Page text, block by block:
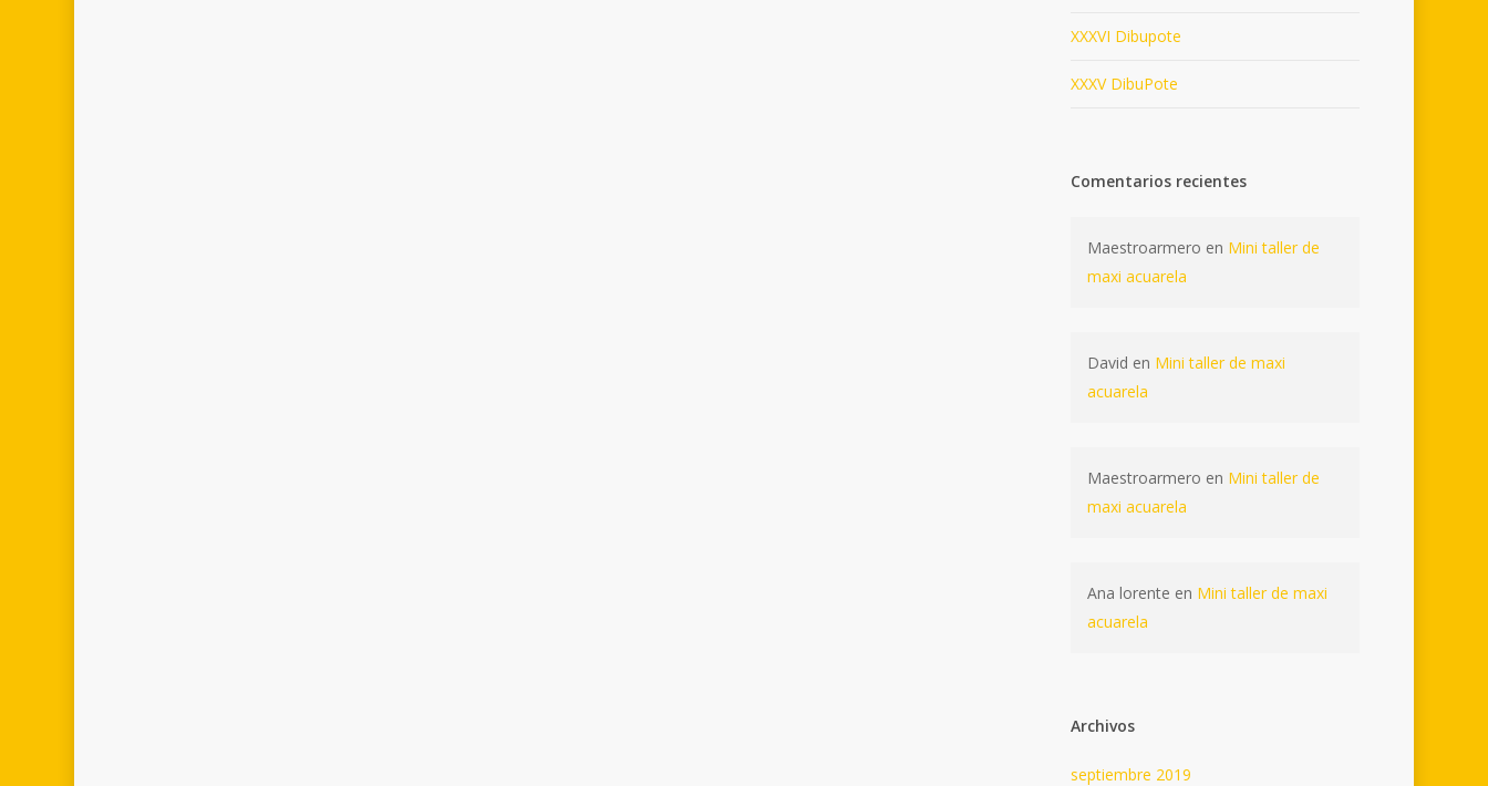
XXXVI Dibupote
XXXV DibuPote
Comentarios recientes
Maestroarmero en Mini taller de
maxi acuarela
David en Mini taller de maxi
acuarela
Maestroarmero en Mini taller de
maxi acuarela
Ana lorente en Mini taller de maxi
acuarela
Archivos
septiembre 2019